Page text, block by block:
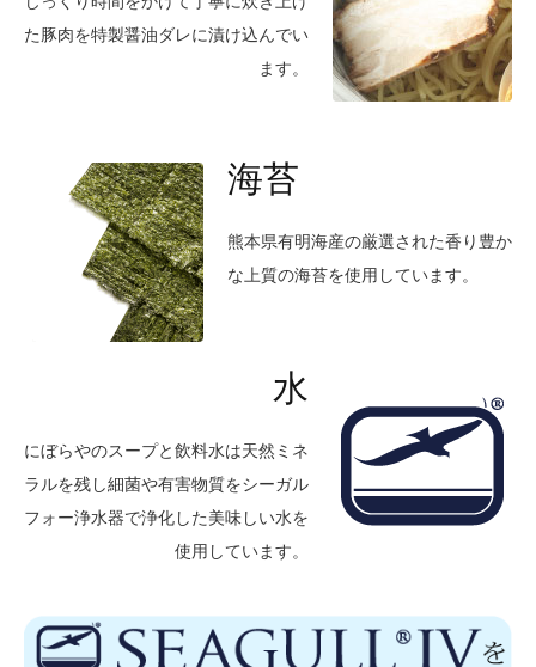
た豚肉を特製醤油ダレに漬け込んでい
ます。
海苔
熊本県有明海産の厳選された香り豊か
な上質の海苔を使用しています。
水
にぼらやのスープと飲料水は天然ミネ
ラルを残し細菌や有害物質をシーガル
フォー浄水器で浄化した美味しい水を
使用しています。